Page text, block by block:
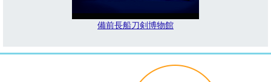
備前長船刀剣博物館